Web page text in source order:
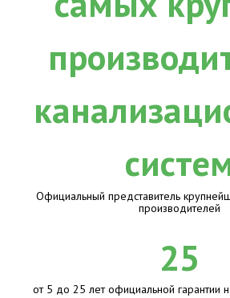
Официальный представитель
производителей
25
от 5 до 25 лет официальной гарантии